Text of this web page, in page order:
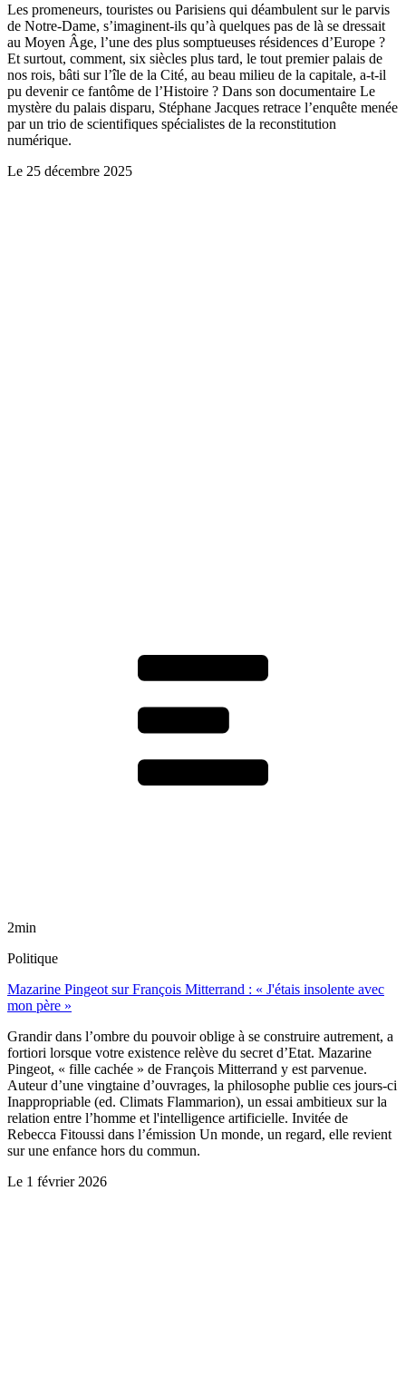
Les promeneurs, touristes ou Parisiens qui déambulent sur le parvis
de Notre-Dame, s’imaginent-ils qu’à quelques pas de là se dressait
au Moyen Âge, l’une des plus somptueuses résidences d’Europe ?
Et surtout, comment, six siècles plus tard, le tout premier palais de
nos rois, bâti sur l’île de la Cité, au beau milieu de la capitale, a-t-il
pu devenir ce fantôme de l’Histoire ? Dans son documentaire Le
mystère du palais disparu, Stéphane Jacques retrace l’enquête menée
par un trio de scientifiques spécialistes de la reconstitution
numérique.
Le 25 décembre 2025
2min
Politique
Mazarine Pingeot sur François Mitterrand : « J'étais insolente avec
mon père »
Grandir dans l’ombre du pouvoir oblige à se construire autrement, a
fortiori lorsque votre existence relève du secret d’Etat. Mazarine
Pingeot, « fille cachée » de François Mitterrand y est parvenue.
Auteur d’une vingtaine d’ouvrages, la philosophe publie ces jours-ci
Inappropriable (ed. Climats Flammarion), un essai ambitieux sur la
relation entre l’homme et l'intelligence artificielle. Invitée de
Rebecca Fitoussi dans l’émission Un monde, un regard, elle revient
sur une enfance hors du commun.
Le 1 février 2026